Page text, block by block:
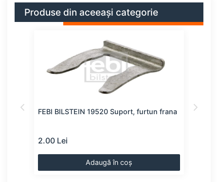
Produse din aceeași categorie
FEBI BILSTEIN 19520 Suport, furtun frana
2.00 Lei
Adaugă în coș